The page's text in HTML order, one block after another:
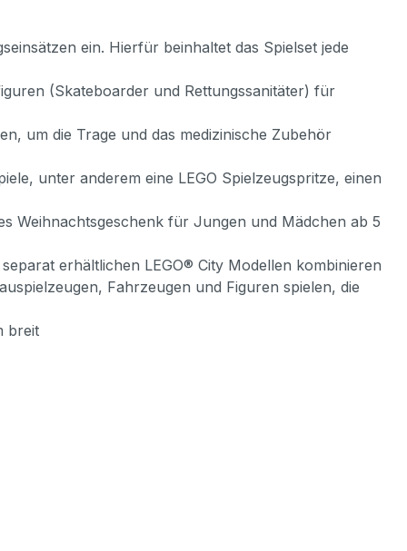
ein. Hierfür beinhaltet das Spielset jede
(Skateboarder und Rettungssanitäter) für
um die Trage und das medizinische Zubehör
unter anderem eine LEGO Spielzeugspritze, einen
Weihnachtsgeschenk für Jungen und Mädchen ab 5
erhältlichen LEGO® City Modellen kombinieren
Fahrzeugen und Figuren spielen, die
breit